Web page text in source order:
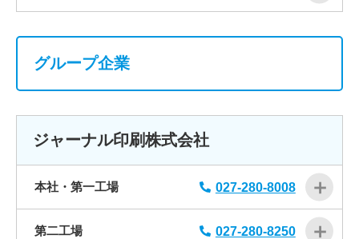
グループ企業
ジャーナル印刷株式会社
本社・第一工場 027-280-8008
第二工場 027-280-8250